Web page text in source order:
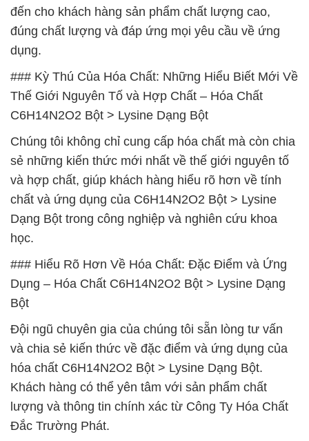
đến cho khách hàng sản phẩm chất lượng cao,
đúng chất lượng và đáp ứng mọi yêu cầu về ứng
dụng.
### Kỳ Thú Của Hóa Chất: Những Hiểu Biết Mới Về
Thế Giới Nguyên Tố và Hợp Chất – Hóa Chất
C6H14N2O2 Bột > Lysine Dạng Bột
Chúng tôi không chỉ cung cấp hóa chất mà còn chia
sẻ những kiến thức mới nhất về thế giới nguyên tố
và hợp chất, giúp khách hàng hiểu rõ hơn về tính
chất và ứng dụng của C6H14N2O2 Bột > Lysine
Dạng Bột trong công nghiệp và nghiên cứu khoa
học.
### Hiểu Rõ Hơn Về Hóa Chất: Đặc Điểm và Ứng
Dụng – Hóa Chất C6H14N2O2 Bột > Lysine Dạng
Bột
Đội ngũ chuyên gia của chúng tôi sẵn lòng tư vấn
và chia sẻ kiến thức về đặc điểm và ứng dụng của
hóa chất C6H14N2O2 Bột > Lysine Dạng Bột.
Khách hàng có thể yên tâm với sản phẩm chất
lượng và thông tin chính xác từ Công Ty Hóa Chất
Đắc Trường Phát.